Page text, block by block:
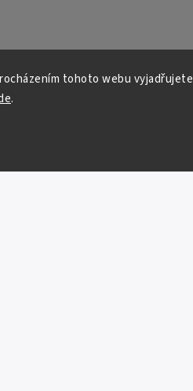
tohoto webu vyjadřujete
.